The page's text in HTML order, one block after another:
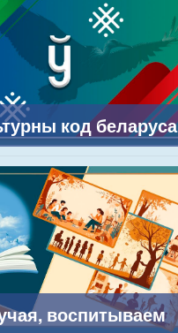
код беларуса
воспитываем